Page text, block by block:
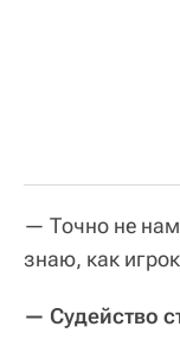
— Точно не
знаю, как
— Судейство